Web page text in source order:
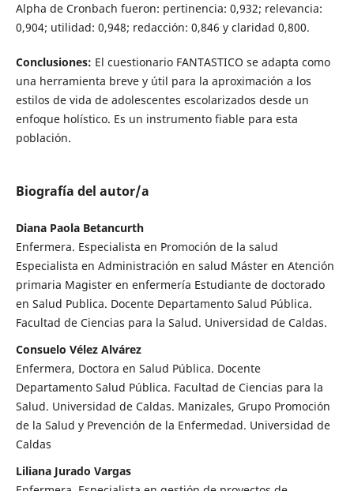
Alpha de Cronbach fueron: pertinencia: 0,932; relevancia:
0,904; utilidad: 0,948; redacción: 0,846 y claridad 0,800.
Conclusiones: El cuestionario FANTASTICO se adapta como
una herramienta breve y útil para la aproximación a los
estilos de vida de adolescentes escolarizados desde un
enfoque holístico. Es un instrumento fiable para esta
población.
Biografía del autor/a
Diana Paola Betancurth
Enfermera. Especialista en Promoción de la salud
Especialista en Administración en salud Máster en Atención
primaria Magister en enfermería Estudiante de doctorado
en Salud Publica. Docente Departamento Salud Pública.
Facultad de Ciencias para la Salud. Universidad de Caldas.
Consuelo Vélez Alvárez
Enfermera, Doctora en Salud Pública. Docente
Departamento Salud Pública. Facultad de Ciencias para la
Salud. Universidad de Caldas. Manizales, Grupo Promoción
de la Salud y Prevención de la Enfermedad. Universidad de
Caldas
Liliana Jurado Vargas